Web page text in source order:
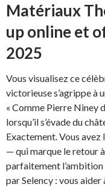
Matériaux
up online et
2025
Vous visualisez ce
victorieuse s’agrippe à
« Comme Pierre Niney
lorsqu’il s’évade du
Exactement. Vous
— qui marque le retour
parfaitement
par Selency : vous